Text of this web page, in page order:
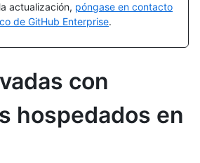
actualización, póngase en contacto
de GitHub Enterprise.
con
hospedados en